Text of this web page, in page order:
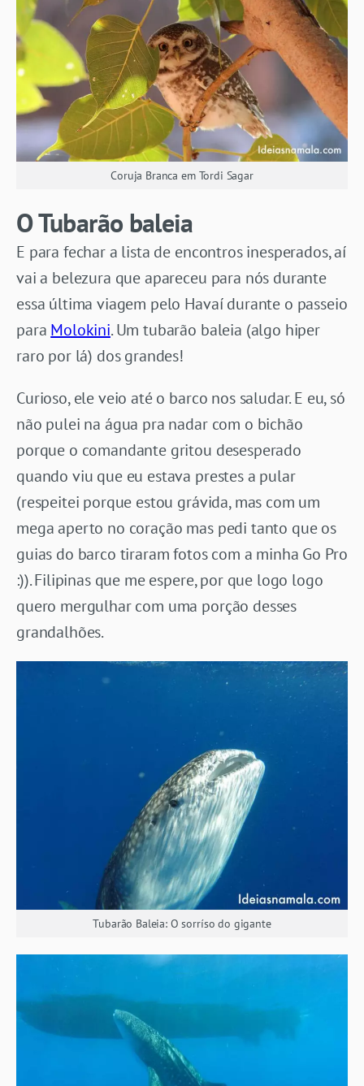
Coruja Branca em Tordi Sagar
O Tubarão baleia
E para fechar a lista de encontros inesperados, aí
vai a belezura que apareceu para nós durante
essa última viagem pelo Havaí durante o passeio
para Molokini. Um tubarão baleia (algo hiper
raro por lá) dos grandes!
Curioso, ele veio até o barco nos saludar. E eu, só
não pulei na água pra nadar com o bichão
porque o comandante gritou desesperado
quando viu que eu estava prestes a pular
(respeitei porque estou grávida, mas com um
mega aperto no coração mas pedi tanto que os
guias do barco tiraram fotos com a minha Go Pro
:)). Filipinas que me espere, por que logo logo
quero mergulhar com uma porção desses
grandalhões.
Tubarão Baleia: O sorríso do gigante